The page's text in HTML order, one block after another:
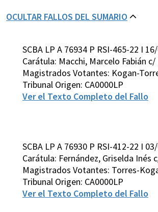
OCULTAR FALLOS DEL SUMARIO
SCBA LP A 76934 P RSI-465-22 I
Carátula: Macchi, Marcelo Fabián
Magistrados Votantes: Kogan-
Tribunal Origen: CA0000LP
Ver el Texto Completo del Fallo
SCBA LP A 76930 P RSI-412-22 I
Carátula: Fernández, Griselda
Magistrados Votantes: Torres-
Tribunal Origen: CA0000LP
Ver el Texto Completo del Fallo